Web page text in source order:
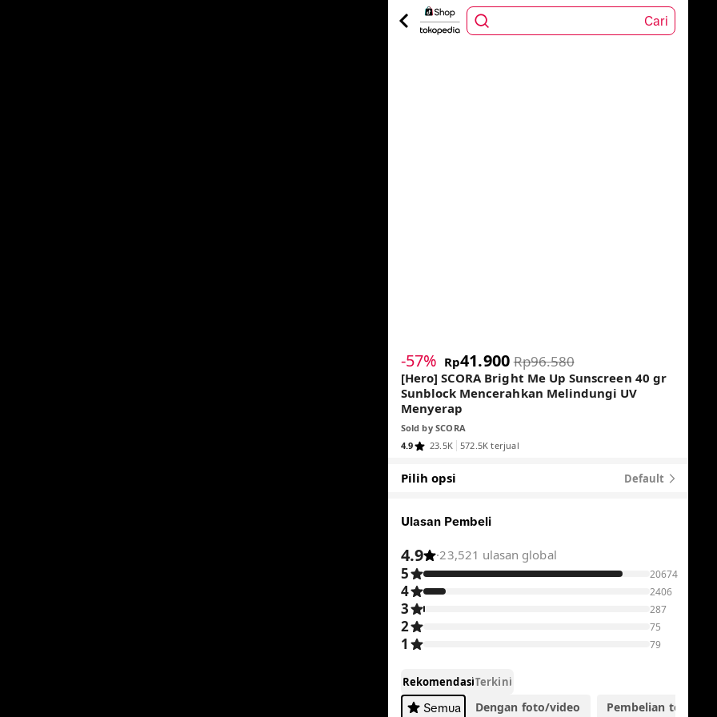
Cari
-57% Rp41.900 Rp96.580
[Hero] SCORA Bright Me Up Sunscreen 40 gr
Sunblock Mencerahkan Melindungi UV
Menyerap
Sold bySCORA
4.9
23.5K 572.5K terjual
Pilih opsi Default
Ulasan Pembeli
4.9 ·23,521 ulasan global
5 20674
4 2406
3 287
2 75
1 79
RekomendasiTerkini
Semua
Dengan foto/video Pembelian